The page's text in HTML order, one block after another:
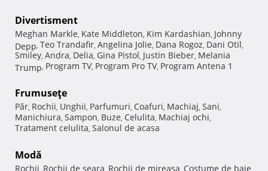
Divertisment
Meghan Markle, Kate Middleton, Kim Kardashian, Johnny
Depp, Teo Trandafir, Angelina Jolie, Dana Rogoz, Dani Otil,
Smiley, Andra, Delia, Gina Pistol, Justin Bieber, Melania
Trump, Program TV, Program Pro TV, Program Antena 1
Frumuseţe
Păr, Rochii, Unghii, Parfumuri, Coafuri, Machiaj, Sani,
Manichiura, Sampon, Buze, Celulita, Machiaj ochi,
Tratament celulita, Salonul de acasa
Modă
Rochii, Rochii de seara, Rochii de mireasa, Costume de baie,